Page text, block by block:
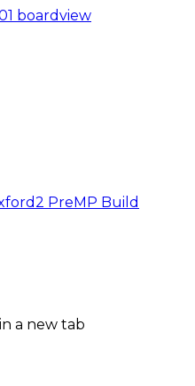
boardview
PreMP Build
a new tab